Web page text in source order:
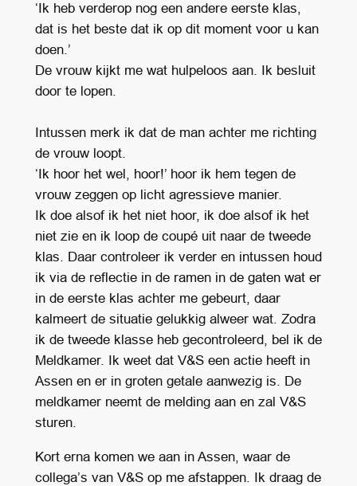
‘Ik heb verderop nog een andere eerste klas,
dat is het beste dat ik op dit moment voor u kan
doen.’
De vrouw kijkt me wat hulpeloos aan. Ik besluit
door te lopen.
Intussen merk ik dat de man achter me richting
de vrouw loopt.
‘Ik hoor het wel, hoor!’ hoor ik hem tegen de
vrouw zeggen op licht agressieve manier.
Ik doe alsof ik het niet hoor, ik doe alsof ik het
niet zie en ik loop de coupé uit naar de tweede
klas. Daar controleer ik verder en intussen houd
ik via de reflectie in de ramen in de gaten wat er
in de eerste klas achter me gebeurt, daar
kalmeert de situatie gelukkig alweer wat. Zodra
ik de tweede klasse heb gecontroleerd, bel ik de
Meldkamer. Ik weet dat V&S een actie heeft in
Assen en er in groten getale aanwezig is. De
meldkamer neemt de melding aan en zal V&S
sturen.
Kort erna komen we aan in Assen, waar de
collega’s van V&S op me afstappen. Ik draag de